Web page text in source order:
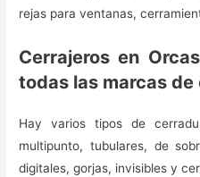
rejas para ventanas,
Cerrajeros en
todas las marcas
Hay varios tipos de
multipunto, tubulares, de
digitales, gorjas, invisibles y